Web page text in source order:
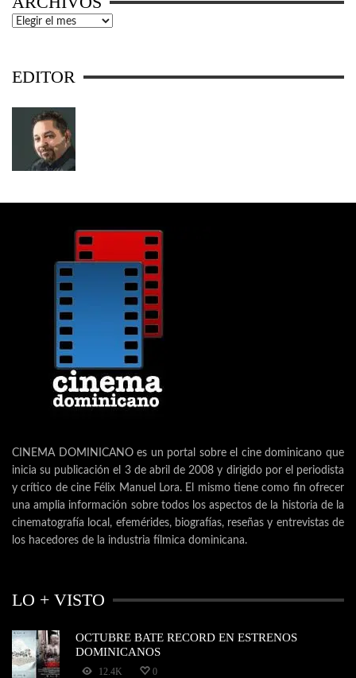
Archivos
EDITOR
CINEMA DOMINICANO es un portal sobre el cine dominicano que
inicia su publicación el 3 de abril de 2008 y dirigido por el periodista
y crítico de cine Félix Manuel Lora. El mismo tiene como fin ofrecer
una amplia información sobre todos los aspectos de la historia de la
cinematografía local, efemérides, biografías, reseñas y entrevistas de
los hacedores de la industria fílmica dominicana.
LO + VISTO
OCTUBRE BATE RECORD EN ESTRENOS
DOMINICANOS
12.4K 0